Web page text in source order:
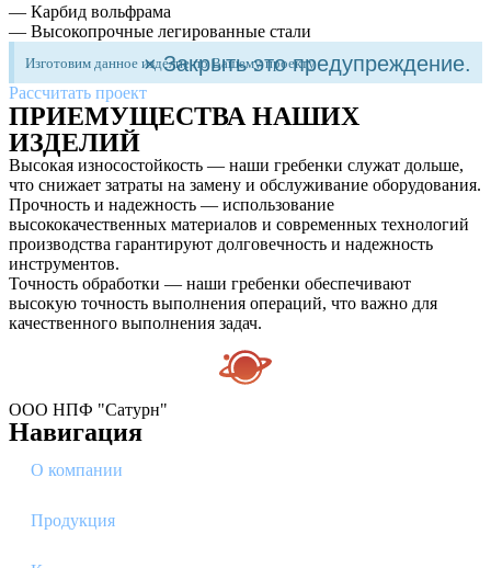
— Карбид вольфрама
— Высокопрочные легированные стали
Изготовим данное изделие по Вашему проекту
× Закрыть это предупреждение.
Рассчитать проект
ПРИЕМУЩЕСТВА НАШИХ
ИЗДЕЛИЙ
Высокая износостойкость — наши гребенки служат дольше,
что снижает затраты на замену и обслуживание оборудования.
Прочность и надежность — использование
высококачественных материалов и современных технологий
производства гарантируют долговечность и надежность
инструментов.
Точность обработки — наши гребенки обеспечивают
высокую точность выполнения операций, что важно для
качественного выполнения задач.
ООО НПФ "Сатурн"
Навигация
О компании
Продукция